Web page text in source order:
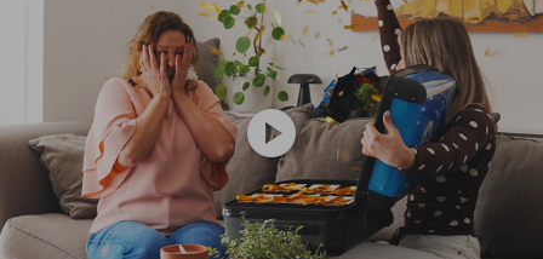
play_circle